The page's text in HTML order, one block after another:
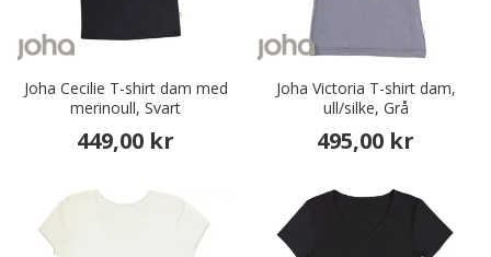
Joha Cecilie T-shirt dam med
merinoull, Svart
449,00 kr
Joha Victoria T-shirt dam,
ull/silke, Grå
495,00 kr